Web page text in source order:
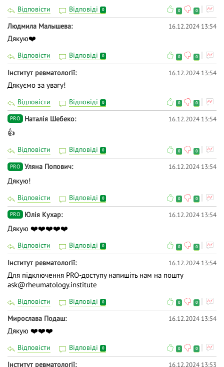
Відповісти Відповіді 0 0 0
Людмила Малышева 16.12.2024 13:54
Дякую❤️
Відповісти Відповіді 0 0 0
Інститут ревматології 16.12.2024 13:54
Дякуємо за увагу!
Відповісти Відповіді 0 0 0
PRO Наталія Шебеко 16.12.2024 13:54
👍
Відповісти Відповіді 0 0 0
PRO Уляна Попович 16.12.2024 13:54
Дякую!
Відповісти Відповіді 0 0 0
PRO Юлія Кухар 16.12.2024 13:54
Дякую ❤️❤️❤️❤️❤️
Відповісти Відповіді 0 0 0
Інститут ревматології 16.12.2024 13:54
Для підключення PRO-доступу напишіть нам на пошту
ask@rheumatology.institute
Відповісти Відповіді 0 0 0
Мирослава Подаш 16.12.2024 13:54
Дякую ❤️❤️❤️
Відповісти Відповіді 0 0 0
Інститут ревматології 16.12.2024 13:53